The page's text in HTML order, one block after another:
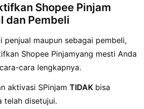
Shopee Pinjam
dan Pembeli
penjual maupun sebagai pembeli,
Shopee Pinjamyang mesti Anda
cara lengkapnya.
aktivasi SPinjam TIDAK bisa
telah disetujui.